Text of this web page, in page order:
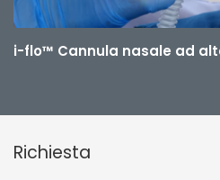
i-flo™ Cannula nasale ad
Richiesta